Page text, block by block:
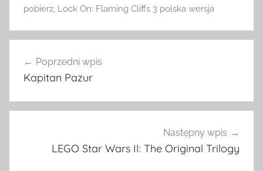
pobierz, Lock On: Flaming Cliffs 3 polska wersja
wpisu
Poprzedni wpis
Kapitan Pazur
Następny wpis
LEGO Star Wars II: The Original Trilogy